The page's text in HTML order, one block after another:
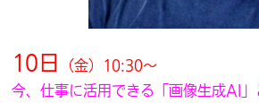
10日
（金）10:30～
今、仕事に活用できる「画像生成AI